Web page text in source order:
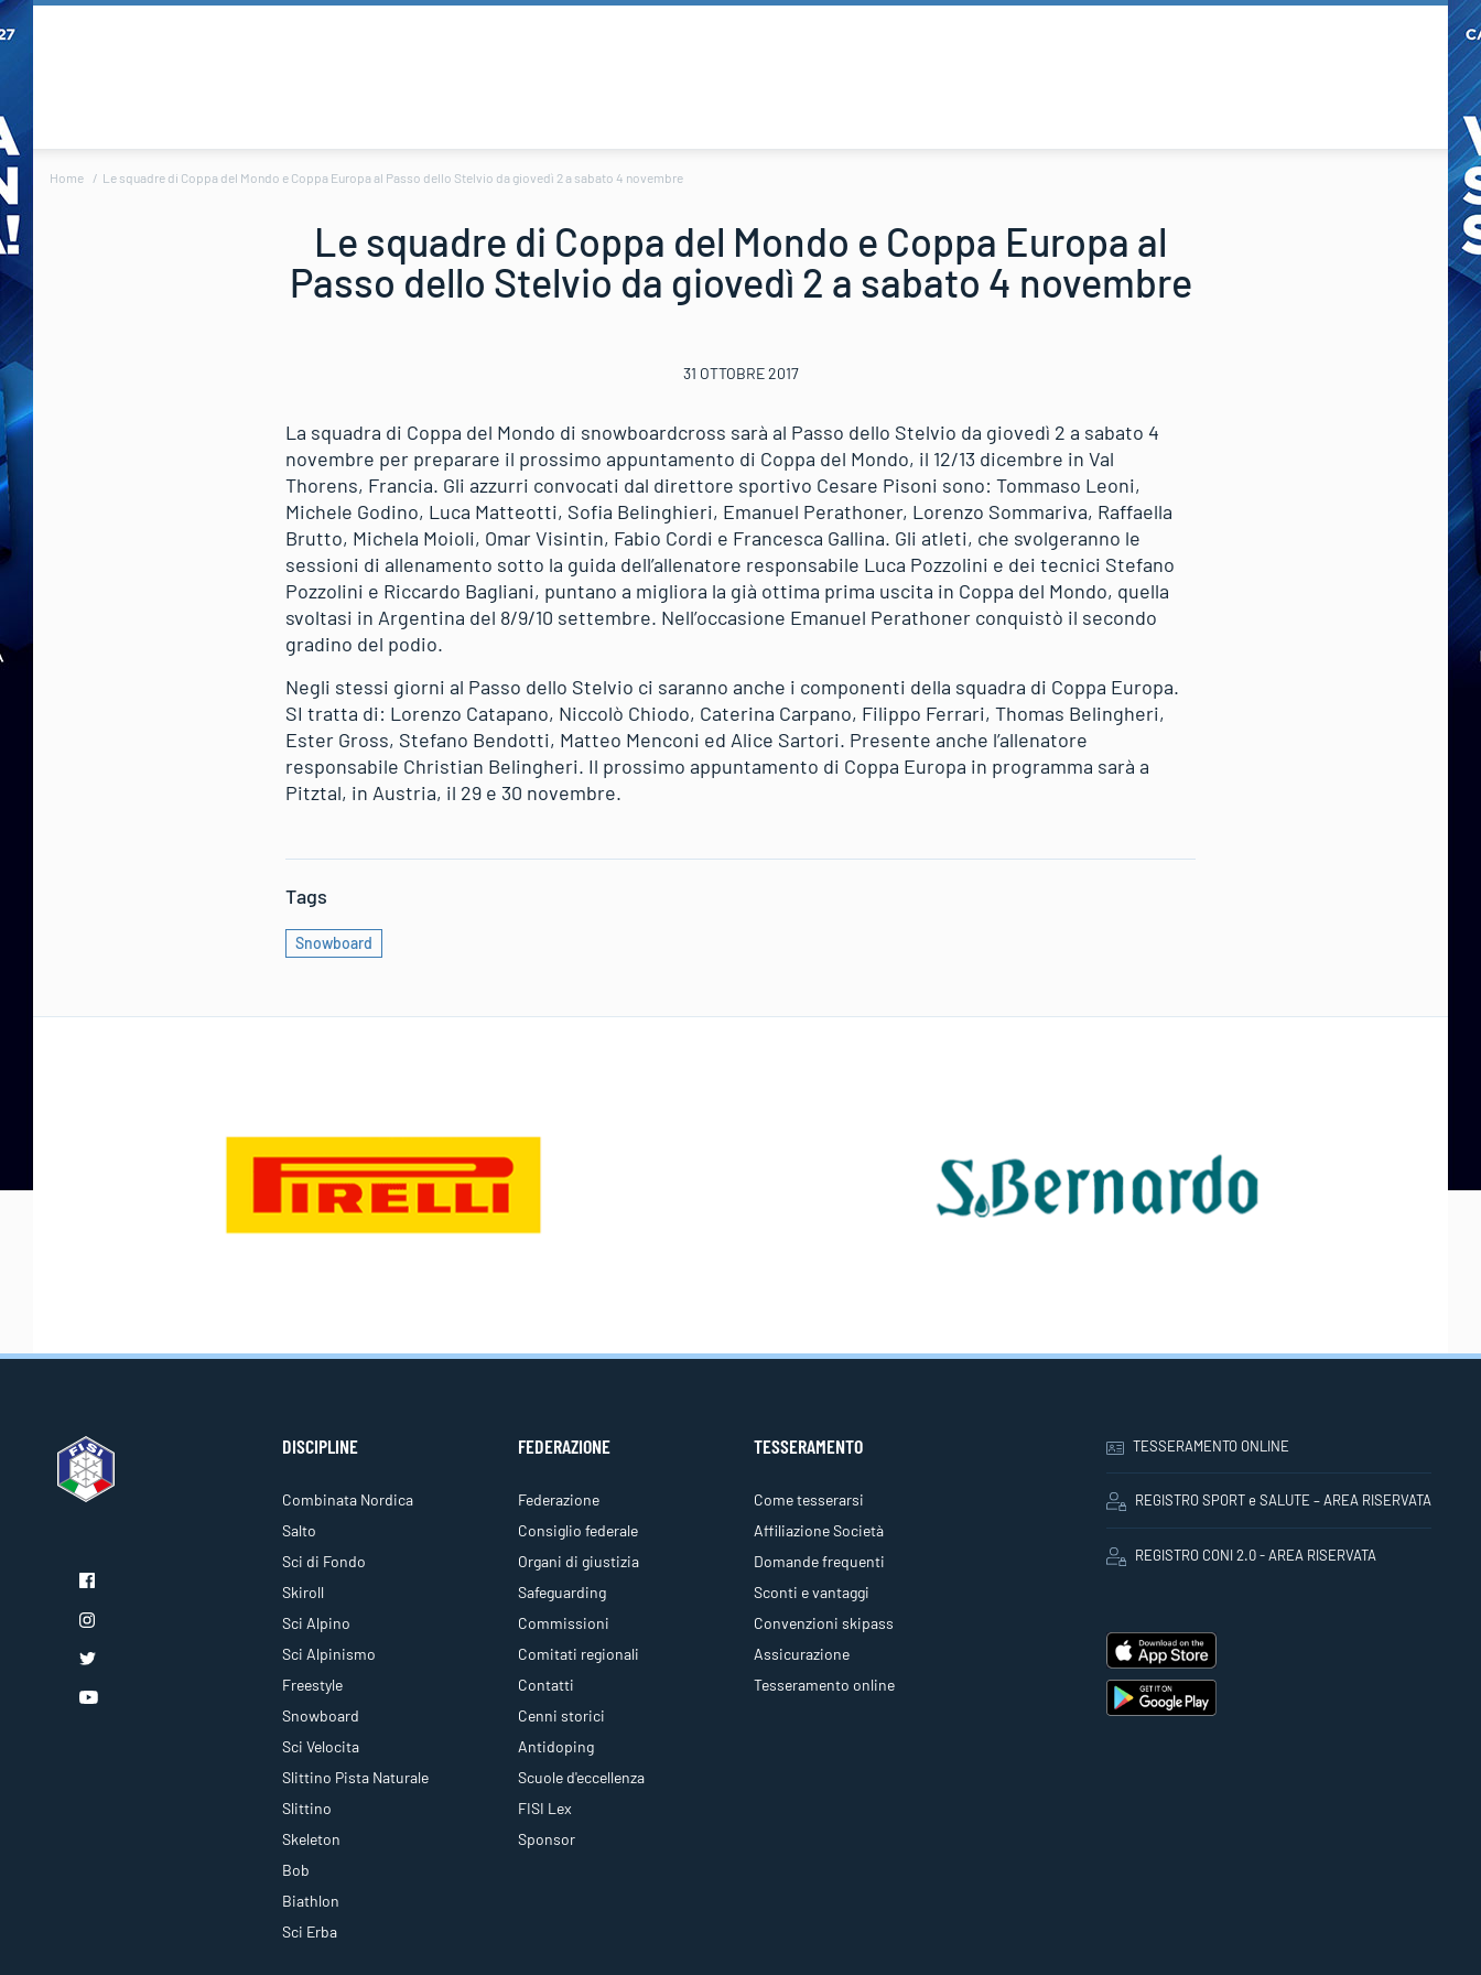
Home Le squadre di Coppa del Mondo e Coppa Europa al Passo dello Stelvio da giovedì 2 a sabato 4 novembre
Le squadre di Coppa del Mondo e Coppa Europa al
Passo dello Stelvio da giovedì 2 a sabato 4 novembre
31 OTTOBRE 2017
La squadra di Coppa del Mondo di snowboardcross sarà al Passo dello Stelvio da giovedì 2 a sabato 4
novembre per preparare il prossimo appuntamento di Coppa del Mondo, il 12/13 dicembre in Val
Thorens, Francia. Gli azzurri convocati dal direttore sportivo Cesare Pisoni sono: Tommaso Leoni,
Michele Godino, Luca Matteotti, Sofia Belinghieri, Emanuel Perathoner, Lorenzo Sommariva, Raffaella
Brutto, Michela Moioli, Omar Visintin, Fabio Cordi e Francesca Gallina. Gli atleti, che svolgeranno le
sessioni di allenamento sotto la guida dell’allenatore responsabile Luca Pozzolini e dei tecnici Stefano
Pozzolini e Riccardo Bagliani, puntano a migliora la già ottima prima uscita in Coppa del Mondo, quella
svoltasi in Argentina del 8/9/10 settembre. Nell’occasione Emanuel Perathoner conquistò il secondo
gradino del podio.
Negli stessi giorni al Passo dello Stelvio ci saranno anche i componenti della squadra di Coppa Europa.
SI tratta di: Lorenzo Catapano, Niccolò Chiodo, Caterina Carpano, Filippo Ferrari, Thomas Belingheri,
Ester Gross, Stefano Bendotti, Matteo Menconi ed Alice Sartori. Presente anche l’allenatore
responsabile Christian Belingheri. Il prossimo appuntamento di Coppa Europa in programma sarà a
Pitztal, in Austria, il 29 e 30 novembre.
Tags
Snowboard
DISCIPLINE
Combinata Nordica
Salto
Sci di Fondo
Skiroll
Sci Alpino
Sci Alpinismo
Freestyle
Snowboard
Sci Velocita
Slittino Pista Naturale
Slittino
Skeleton
Bob
Biathlon
Sci Erba
FEDERAZIONE
Federazione
Consiglio federale
Organi di giustizia
Safeguarding
Commissioni
Comitati regionali
Contatti
Cenni storici
Antidoping
Scuole d'eccellenza
FISI Lex
Sponsor
TESSERAMENTO
Come tesserarsi
Affiliazione Società
Domande frequenti
Sconti e vantaggi
Convenzioni skipass
Assicurazione
Tesseramento online
TESSERAMENTO ONLINE
REGISTRO SPORT e SALUTE – AREA RISERVATA
REGISTRO CONI 2.0 - AREA RISERVATA